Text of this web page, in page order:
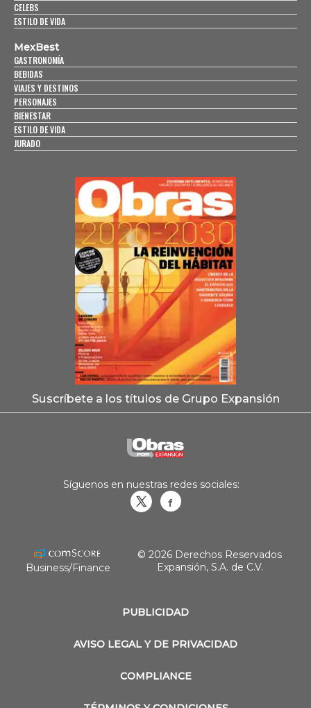
CELEBS
ESTILO DE VIDA
MexBest
GASTRONOMÍA
BEBIDAS
VIAJES Y DESTINOS
PERSONAJES
BIENESTAR
ESTILO DE VIDA
JURADO
Suscríbete a los títulos de Grupo Expansión
PUBLICIDAD
AVISO LEGAL Y DE PRIVACIDAD
COMPLIANCE
Síguenos en nuestras redes sociales:
Business/Finance
© 2026 Derechos Reservados
Expansión, S.A. de C.V.